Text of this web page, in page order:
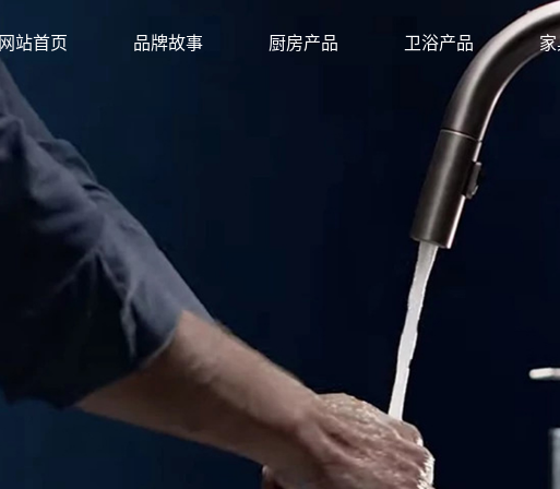
网站首页 品牌故事 厨房产品 卫浴产品